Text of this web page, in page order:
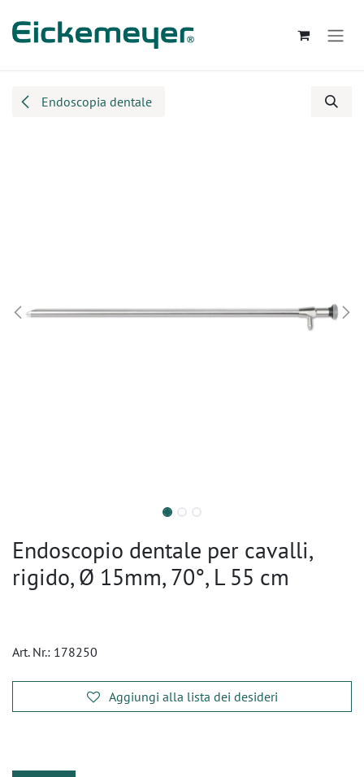
Endoscopia dentale
Endoscopio dentale per cavalli,
rigido, Ø 15mm, 70°, L 55 cm
Art. Nr.: 178250
Aggiungi alla lista dei desideri